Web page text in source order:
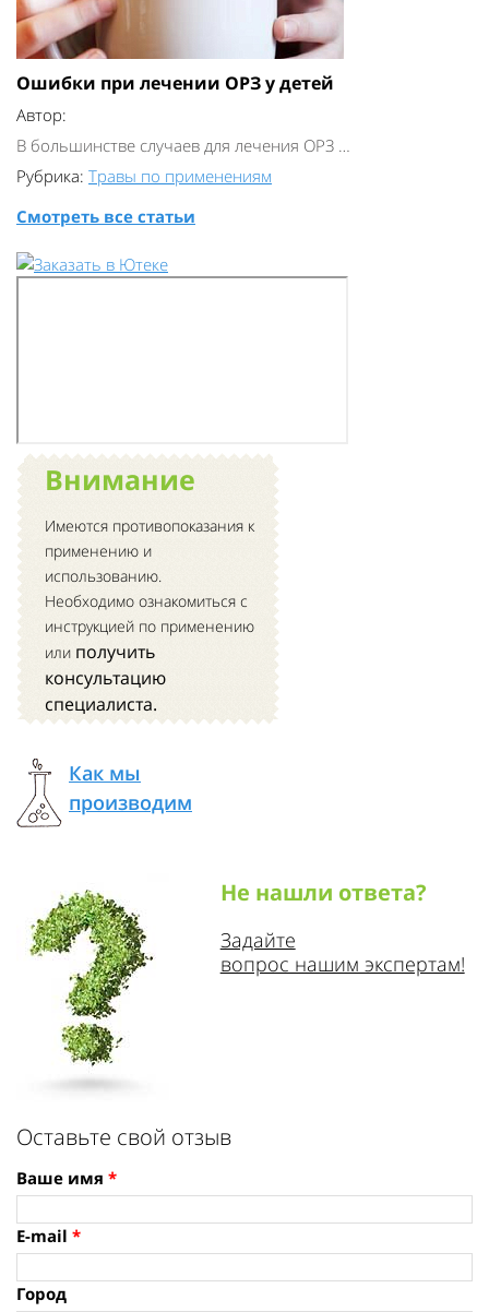
Ошибки при лечении ОРЗ у детей
Автор:
В большинстве случаев для лечения ОРЗ …
Рубрика: Травы по применениям
Смотреть все статьи
Внимание
Имеются противопоказания к
применению и
использованию.
Необходимо ознакомиться с
инструкцией по применению
или получить
консультацию
специалиста.
Как мы
производим
Не нашли ответа?
Задайте
вопрос нашим экспертам!
Оставьте свой отзыв
Ваше имя *
E-mail *
Город